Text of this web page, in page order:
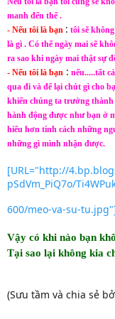
manh đến thế .
- Nếu tôi là bạn : tôi sẽ
là gì . Có thể ngày mai sẽ
ra sao khi ngày mai thật sự
- Nếu tôi là bạn : nếu.....tất
qua đi và để lại chút gì cho
khiến chúng ta trưởng
hành động được như bạn ở
hiểu hơn tính cách những
những gì mình nhận được.
[URL="http://
pSdVm_PiQ7o/
600/meo-va-su-
Vậy có khi nào bạn
Tại sao lại không kia
(Sưu tầm và chia sẻ